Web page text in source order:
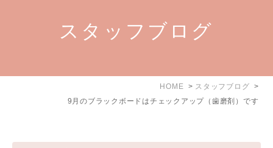
スタッフブログ
HOME
スタッフブログ
9月のブラックボードはチェックアップ（歯磨剤）です